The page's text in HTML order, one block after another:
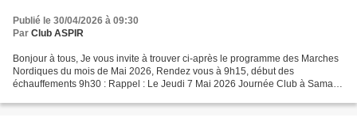
Publié le 30/04/2026 à 09:30
Par Club ASPIR
Bonjour à tous, Je vous invite à trouver ci-après le programme des Marches
Nordiques du mois de Mai 2026, Rendez vous à 9h15, début des
échauffements 9h30 : Rappel : Le Jeudi 7 Mai 2026 Journée Club à Samara.